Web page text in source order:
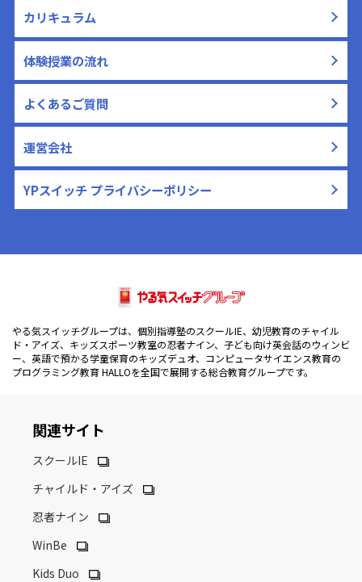
カリキュラム
体験授業の流れ
よくあるご質問
運営会社
YPスイッチ プライバシーポリシー
やる気スイッチグループは、個別指導塾のスクールIE、幼児教育のチャイル
ド・アイズ、キッズスポーツ教室の忍者ナイン、子ども向け英会話のウィンビ
ー、英語で預かる学童保育のキッズデュオ、コンピュータサイエンス教育の
プログラミング教育 HALLOを全国で展開する総合教育グループです。
関連サイト
スクールIE
チャイルド・アイズ
忍者ナイン
WinBe
Kids Duo